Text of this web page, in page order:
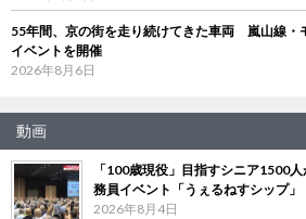
55年間、京の街を走り続けてきた車両 嵐山線・
イベントを開催
2026年8月6日
動画
「100歳現役」目指すシニア1500
務員イベント「うぇるねすシップ」
2026年8月4日